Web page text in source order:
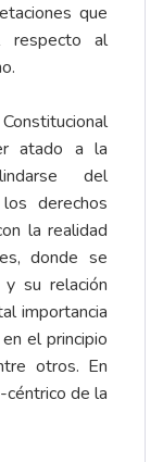
que
respecto al
atado a la
del
derechos
la realidad
donde se
y su relación
importancia
el principio
otros. En
de la